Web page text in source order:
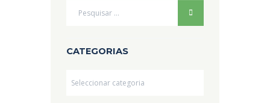
CATEGORIAS